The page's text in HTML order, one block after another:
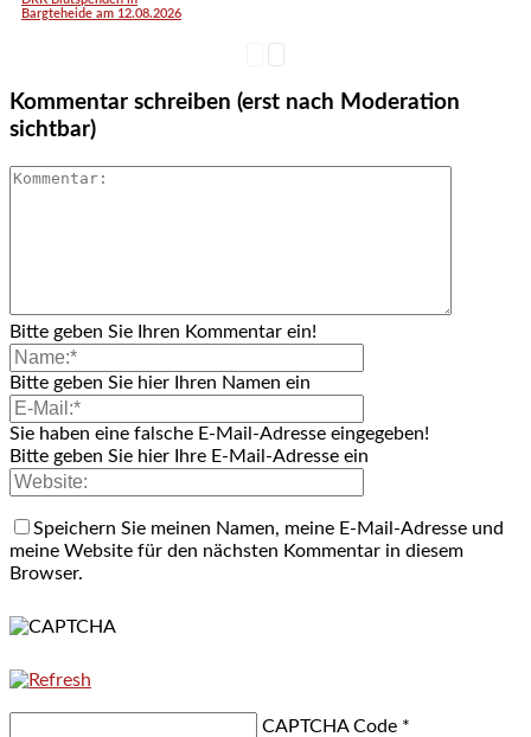
Bargteheide am 12.08.2026
Kommentar schreiben (erst nach Moderation
sichtbar)
Bitte geben Sie Ihren Kommentar ein!
Bitte geben Sie hier Ihren Namen ein
Sie haben eine falsche E-Mail-Adresse eingegeben!
Bitte geben Sie hier Ihre E-Mail-Adresse ein
Speichern Sie meinen Namen, meine E-Mail-Adresse und
meine Website für den nächsten Kommentar in diesem
Browser.
CAPTCHA Code *